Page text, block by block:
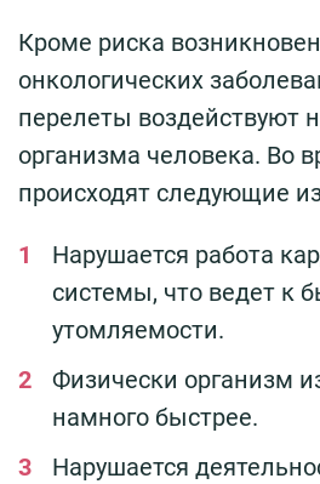
Кроме риска
онкологических
перелеты воздействуют
организма человека. Во
происходят следующие
Нарушается работа
системы, что ведет к
утомляемости.
Физически организм
намного быстрее.
Нарушается